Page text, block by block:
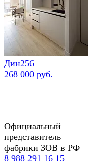
Дин256
268 000 руб.
Официальный
представитель
фабрики ЗОВ в РФ
8 988 291 16 15